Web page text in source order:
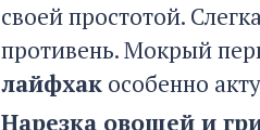
своей простотой.
противень. Мокрый
лайфхак особенно
Нарезка овощей и